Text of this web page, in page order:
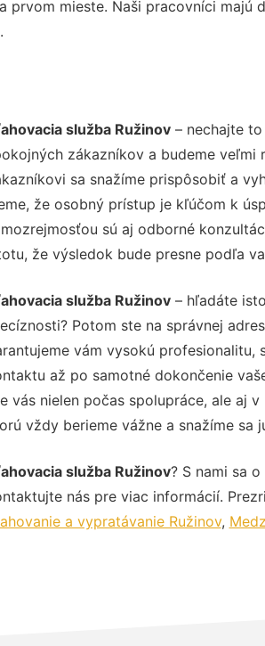
mieste. Naši pracovníci majú
služba Ružinov– nechajte to
zákazníkov a budeme veľmi
sa snažíme prispôsobiť a
že osobný prístup je kľúčom k
sú aj odborné
že výsledok bude presne podľa
služba Ružinov– hľadáte
Potom ste na správnej
vám vysokú profesionalitu,
až po samotné dokončenie
vás nielen počas spolupráce, ale aj
vždy berieme vážne a snažíme sa
služba Ružinov? S nami sa
nás pre viac informácií.
a vypratávanie Ružinov,